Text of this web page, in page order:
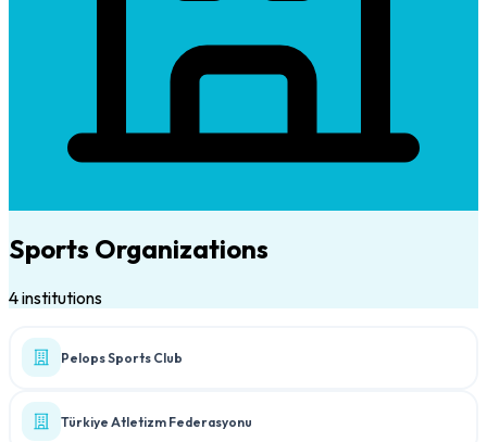
Sports Organizations
4 institutions
Pelops Sports Club
Türkiye Atletizm Federasyonu